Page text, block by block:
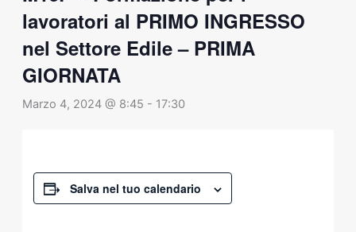
lavoratori al PRIMO INGRESSO
nel Settore Edile – PRIMA
GIORNATA
Marzo 4, 2024 @ 8:45 - 17:30
Salva nel tuo calendario